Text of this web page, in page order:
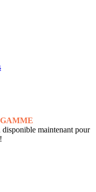
disponible maintenant pour